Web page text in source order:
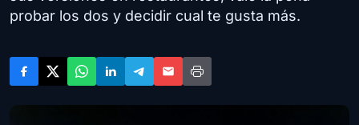
probar los dos y decidir cual te gusta más.